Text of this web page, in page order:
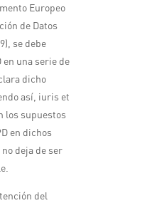
Europeo
de Datos
se debe
en una serie de
dicho
así, iuris et
los supuestos
en dichos
deja de ser
del